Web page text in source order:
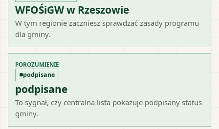
WFOŚiGW w Rzeszowie
W tym regionie zaczniesz sprawdzać zasady programu
dla gminy.
POROZUMIENIE
podpisane
podpisane
To sygnał, czy centralna lista pokazuje podpisany status
gminy.